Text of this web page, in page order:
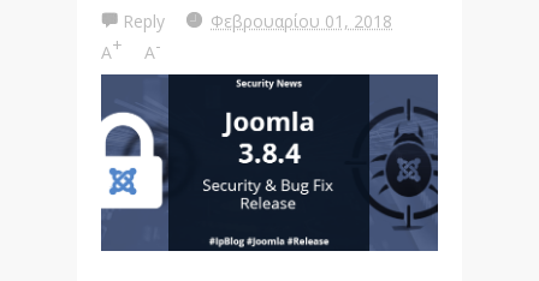
Reply
Φεβρουαρίου 01, 2018
A+ A-